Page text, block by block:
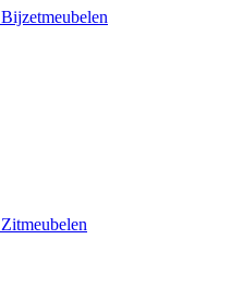
Bijzetmeubelen
Zitmeubelen